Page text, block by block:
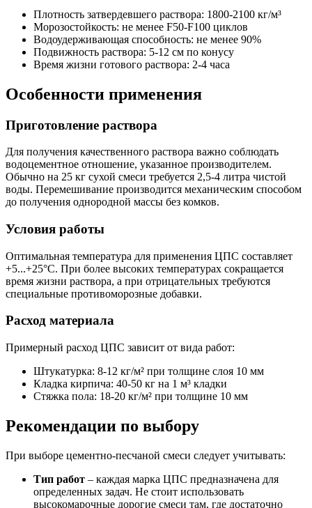
Плотность затвердевшего раствора: 1800-2100 кг/м³
Морозостойкость: не менее F50-F100 циклов
Водоудерживающая способность: не менее 90%
Подвижность раствора: 5-12 см по конусу
Время жизни готового раствора: 2-4 часа
Особенности применения
Приготовление раствора
Для получения качественного раствора важно соблюдать
водоцементное отношение, указанное производителем.
Обычно на 25 кг сухой смеси требуется 2,5-4 литра чистой
воды. Перемешивание производится механическим способом
до получения однородной массы без комков.
Условия работы
Оптимальная температура для применения ЦПС составляет
+5...+25°C. При более высоких температурах сокращается
время жизни раствора, а при отрицательных требуются
специальные противоморозные добавки.
Расход материала
Примерный расход ЦПС зависит от вида работ:
Штукатурка: 8-12 кг/м² при толщине слоя 10 мм
Кладка кирпича: 40-50 кг на 1 м³ кладки
Стяжка пола: 18-20 кг/м² при толщине 10 мм
Рекомендации по выбору
При выборе цементно-песчаной смеси следует учитывать:
Тип работ – каждая марка ЦПС предназначена для
определенных задач. Не стоит использовать
высокомарочные дорогие смеси там, где достаточно